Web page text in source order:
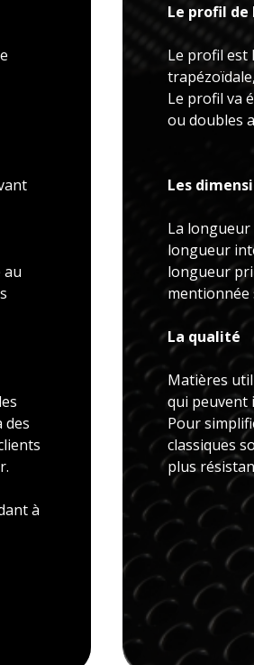
au
des
à
Le profil de
Le profil est
Le profil va
ou doubles
Les
La
longueur
longueur
mentionnée
La qualité
Matières
qui peuvent
Pour
classiques
plus